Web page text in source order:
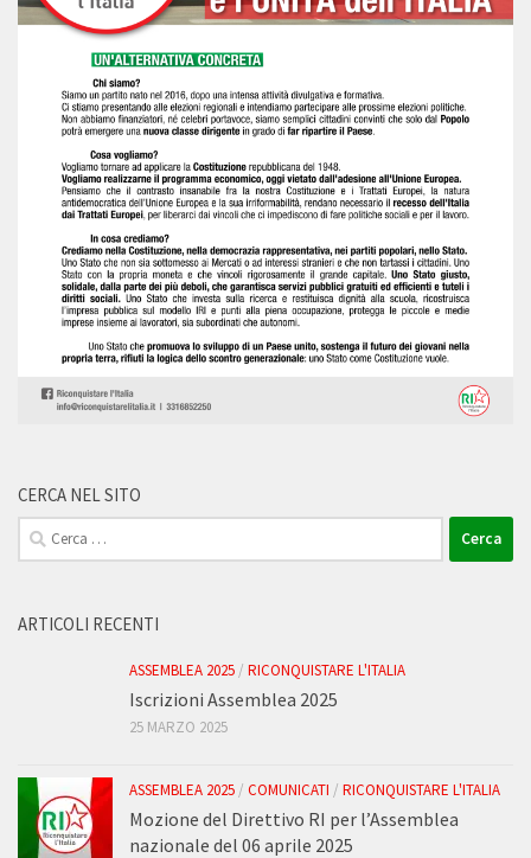
CERCA NEL SITO
Ricerca
per:
ARTICOLI RECENTI
ASSEMBLEA 2025 / RICONQUISTARE L'ITALIA
Iscrizioni Assemblea 2025
25 MARZO 2025
ASSEMBLEA 2025 / COMUNICATI / RICONQUISTARE L'ITALIA
Mozione del Direttivo RI per l’Assemblea
nazionale del 06 aprile 2025